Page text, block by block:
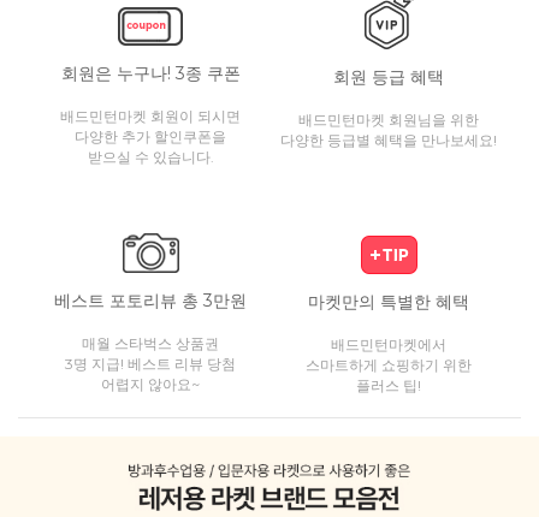
회원은 누구나! 3종 쿠폰
배드민턴마켓 회원이 되시면
다양한 추가 할인쿠폰을
받으실 수 있습니다.
회원 등급 혜택
배드민턴마켓 회원님을 위한
다양한 등급별 혜택을 만나보세요!
베스트 포토리뷰 총 3만원
매월 스타벅스 상품권
3명 지급! 베스트 리뷰 당첨
어렵지 않아요~
마켓만의 특별한 혜택
배드민턴마켓에서
스마트하게 쇼핑하기 위한
플러스 팁!